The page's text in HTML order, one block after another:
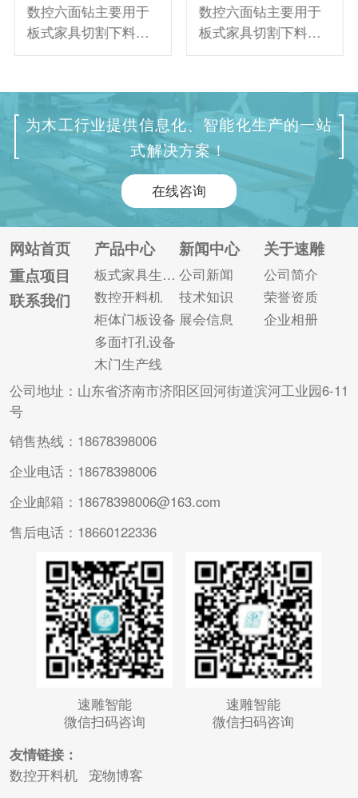
数控六面钻主要用于
板式家具切割下料后
的板件，对其进行多
作，可以一次完成加
工件正反面和四个侧
面所有孔位的加工，
具有双面同时开槽、
倒角异型加工等功
能。就目前而言，数
控六面钻是解决孔位
精度问题的重要设
备，还可以有效地提
高产品质量。 一、数
控六面钻可以保证孔
位的准确性。传统的
手动打孔方式...
数控六面钻主要用于
板式家具切割下料后
的板件，对其进行多
作，可以一次完成加
工件正反面和四个侧
面所有孔位的加工，
具有双面同时开槽、
倒角异型加工等功
能。同时数控六面钻
凭借其加工效率和精
度高等优势，成为家
具厂家热门的打孔设
备。 家具厂家在购买
数控六面钻初期对设
备了解不足够，会比
为木工行业提供信息化、智能化生产的一站
式解决方案！
在线咨询
网站首页
重点项目
联系我们
产品中心
板式家具生产线
数控开料机
柜体门板设备
多面打孔设备
木门生产线
新闻中心
公司新闻
技术知识
展会信息
关于速雕
公司简介
荣誉资质
企业相册
公司地址：山东省济南市济阳区回河街道滨河工业园6-11
号
销售热线：18678398006
企业电话：18678398006
企业邮箱：18678398006@163.com
售后电话：18660122336
速雕智能
微信扫码咨询
速雕智能
微信扫码咨询
友情链接：
数控开料机
宠物博客